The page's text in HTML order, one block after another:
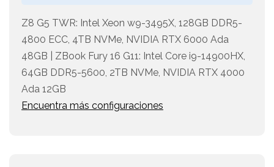
Z8 G5 TWR: Intel Xeon w9-3495X, 128GB DDR5-
4800 ECC, 4TB NVMe, NVIDIA RTX 6000 Ada
48GB | ZBook Fury 16 G11: Intel Core i9-14900HX,
64GB DDR5-5600, 2TB NVMe, NVIDIA RTX 4000
Ada 12GB
Encuentra más configuraciones